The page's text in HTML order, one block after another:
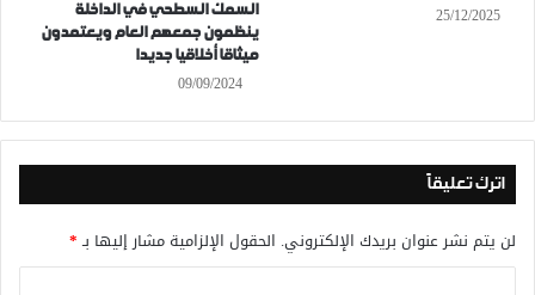
25/12/2025
السمك السطحي في الداخلة
ينظمون جمعهم العام ويعتمدون
ميثاقا أخلاقيا جديدا
09/09/2024
اترك تعليقاً
لن يتم نشر عنوان بريدك الإلكتروني. الحقول الإلزامية مشار إليها بـ*